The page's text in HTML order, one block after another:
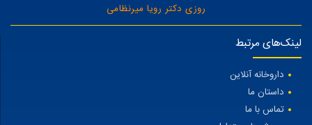
روزی دکتر رویا میرنظامی
لینک‌های مرتبط
داروخانه آنلاین
داستان ما
تماس با ما